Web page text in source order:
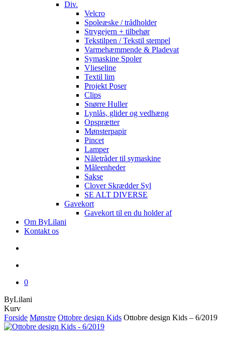
Div.
Velcro
Spoleæske / trådholder
Strygejern + tilbehør
Tekstilpen / Tekstil stempel
Varmehæmmende & Pladevat
Symaskine Spoler
Vlieseline
Textil lim
Projekt Poser
Clips
Snørre Huller
Lynlås, glider og vedhæng
Opsprætter
Mønsterpapir
Pincet
Lamper
Nåletråder til symaskine
Måleenheder
Sakse
Clover Skrædder Syl
SE ALT DIVERSE
Gavekort
Gavekort til en du holder af
Om ByLilani
Kontakt os
0
ByLilani
KurvClose
Cart
Forside Mønstre Ottobre design Kids Ottobre design Kids – 6/2019